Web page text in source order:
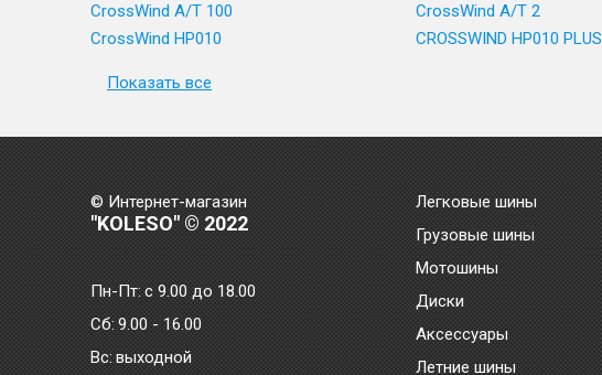
CrossWind A/T 100
CrossWind A/T 2
CrossWind HP010
CROSSWIND HP010 PLUS
Показать все
© Интернет-магазин
"KOLESO" © 2022
Пн-Пт:с 9.00 до 18.00
Сб: 9.00 - 16.00
Bc: выходной
Легковые шины
Грузовые шины
Мотошины
Диски
Аксессуары
Летние шины